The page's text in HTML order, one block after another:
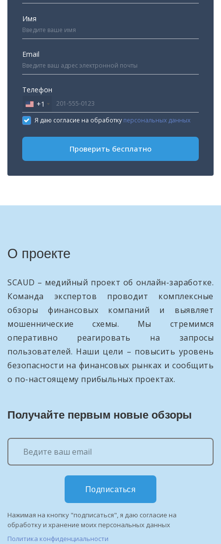
Имя
Email
Телефон
United
States
+1
+1
Я даю согласие на обработку персональных данных
Проверить бесплатно
О проекте
SCAUD – медийный проект об онлайн-заработке.
Команда экспертов проводит комплексные
обзоры финансовых компаний и выявляет
мошеннические схемы. Мы стремимся
оперативно реагировать на запросы
пользователей. Наши цели – повысить уровень
безопасности на финансовых рынках и сообщить
о по-настоящему прибыльных проектах.
Получайте первым новые обзоры
Подписаться
Нажимая на кнопку "подписаться", я даю согласие на
обработку и хранение моих персональных данных
Политика конфиденциальности